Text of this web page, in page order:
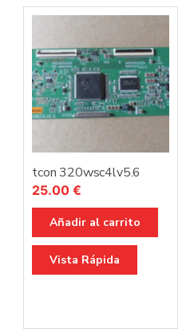
tcon 320wsc4lv5.6
25.00 €
Añadir al carrito
Vista Rápida